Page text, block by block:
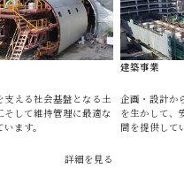
支える社会基盤となる土
そして維持管理に最適な
ます。
詳細を見る
建築事業
企画・設計か
を生かして、
間を提供して